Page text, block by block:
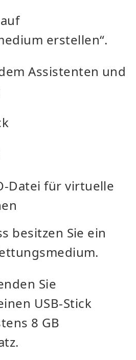
erstellen“.
Assistenten und
Datei für virtuelle
besitzen Sie ein
Sie
USB-Stick
8 GB